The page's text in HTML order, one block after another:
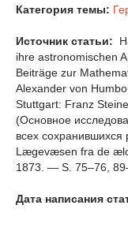
Категория темы:
Источник статьи:
ihre astronomischen
Beiträge zur
Alexander von
Stuttgart: Franz
(Основное
всех
Lægevæsen fra de
1873. — S. 75–76,
Дата написания